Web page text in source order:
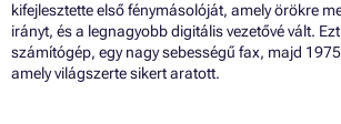
kifejlesztette első fénymásolóját, amely örökre
irányt, és a legnagyobb digitális vezetővé vált.
számítógép, egy nagy sebességű fax, majd
amely világszerte sikert aratott.